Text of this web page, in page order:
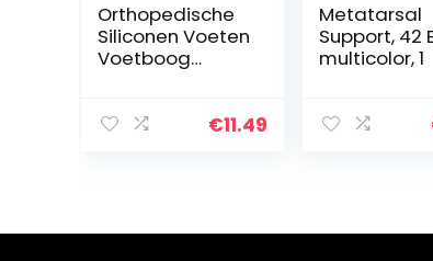
Orthopedische
Siliconen Voeten
Voetboog
Inlegzolen Pads
€11.49
Metatarsal
Support, 42
multicolor, 1